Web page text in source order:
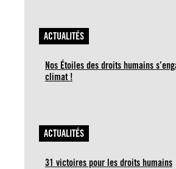
ACTUALITÉS
Nos Étoiles des droits humains
climat !
ACTUALITÉS
31 victoires pour les droits humains